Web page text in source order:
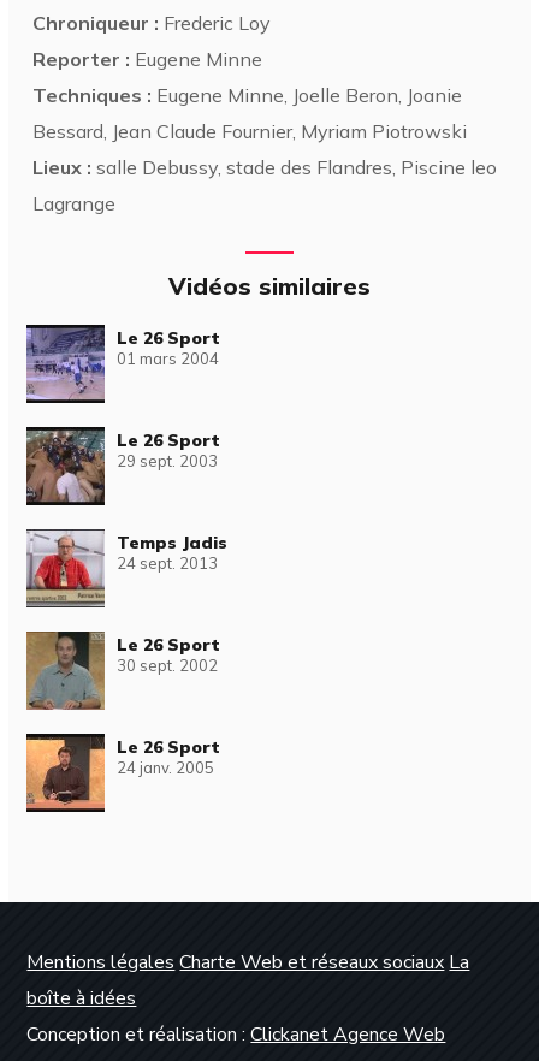
Chroniqueur : Frederic Loy
Reporter : Eugene Minne
Techniques : Eugene Minne, Joelle Beron, Joanie
Bessard, Jean Claude Fournier, Myriam Piotrowski
Lieux : salle Debussy, stade des Flandres, Piscine leo
Lagrange
Vidéos similaires
Le 26 Sport
01 mars 2004
Le 26 Sport
29 sept. 2003
Temps Jadis
24 sept. 2013
Le 26 Sport
30 sept. 2002
Le 26 Sport
24 janv. 2005
Mentions légales Charte Web et réseaux sociaux La
boîte à idées
Conception et réalisation :Clickanet Agence Web